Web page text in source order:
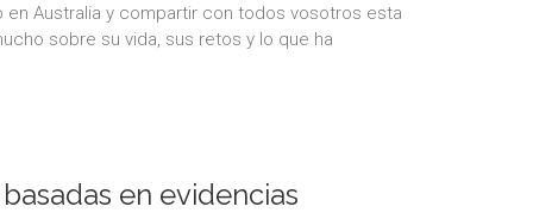
en Australia y compartir con todos vosotros esta
sobre su vida, sus retos y lo que ha
en evidencias